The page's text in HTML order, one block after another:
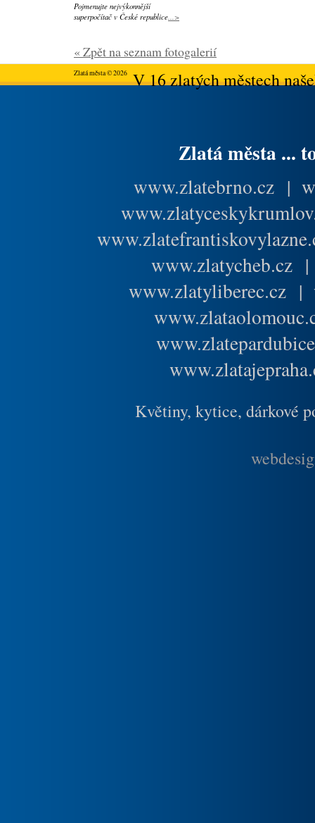
Pojmenujte nejvýkonnější
superpočítač v České republice...>
« Zpět na seznam fotogalerií
Zlatá města © 2026V 16 zlatých městech
Zlatá města ...
www.zlatebrno.cz |
www.zlatycheb.cz
www.zlatyliberec.cz |
Květiny, kytice, dárkové